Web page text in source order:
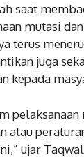
saat
mutasi
terus
juga
kepada
atau
ujar